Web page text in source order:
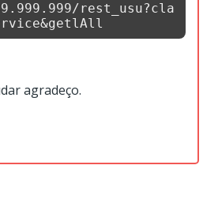
rest_usu?cla
agradeço.